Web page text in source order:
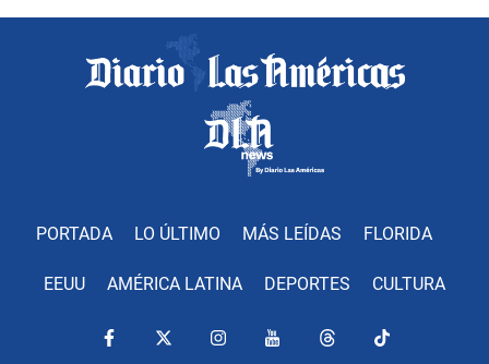
PORTADA LO ÚLTIMO MÁS LEÍDAS FLORIDA
EEUU AMÉRICA LATINA DEPORTES CULTURA